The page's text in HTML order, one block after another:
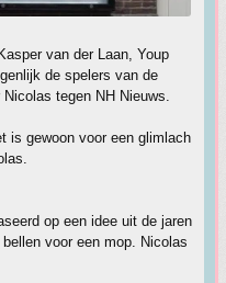
van der Laan, Youp
de spelers van de
tegen NH Nieuws.
is gewoon voor een glimlach
op een idee uit de jaren
voor een mop. Nicolas